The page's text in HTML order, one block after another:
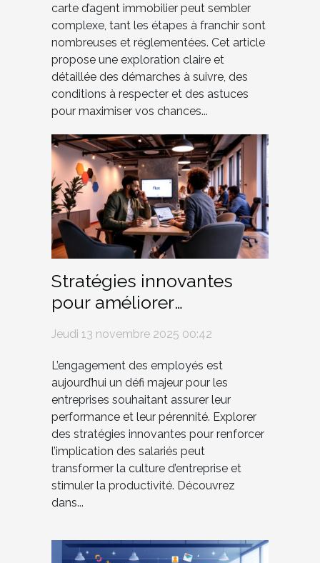
carte d’agent immobilier peut sembler
complexe, tant les étapes à franchir sont
nombreuses et réglementées. Cet article
propose une exploration claire et
détaillée des démarches à suivre, des
conditions à respecter et des astuces
pour maximiser vos chances...
Stratégies innovantes
pour améliorer
employés
Jeudi 13 novembre 2025 00:42
L’engagement des employés est
aujourd’hui un défi majeur pour les
entreprises souhaitant assurer leur
performance et leur pérennité. Explorer
des stratégies innovantes pour renforcer
l’implication des salariés peut
transformer la culture d’entreprise et
stimuler la productivité. Découvrez
dans...